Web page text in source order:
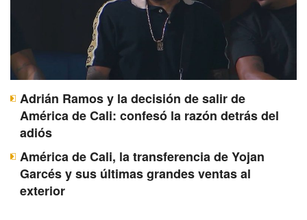
Adrián Ramos y la decisión de salir de
América de Cali: confesó la razón detrás del
adiós
América de Cali, la transferencia de Yojan
Garcés y sus últimas grandes ventas al
exterior